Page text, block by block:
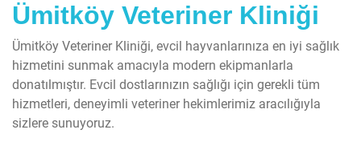
Ümitköy Veteriner Kliniği
Ümitköy Veteriner Kliniği, evcil hayvanlarınıza en iyi sağlık
hizmetini sunmak amacıyla modern ekipmanlarla
donatılmıştır. Evcil dostlarınızın sağlığı için gerekli tüm
hizmetleri, deneyimli veteriner hekimlerimiz aracılığıyla
sizlere sunuyoruz.